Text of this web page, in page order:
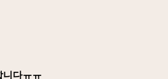
니다ㅠㅠ